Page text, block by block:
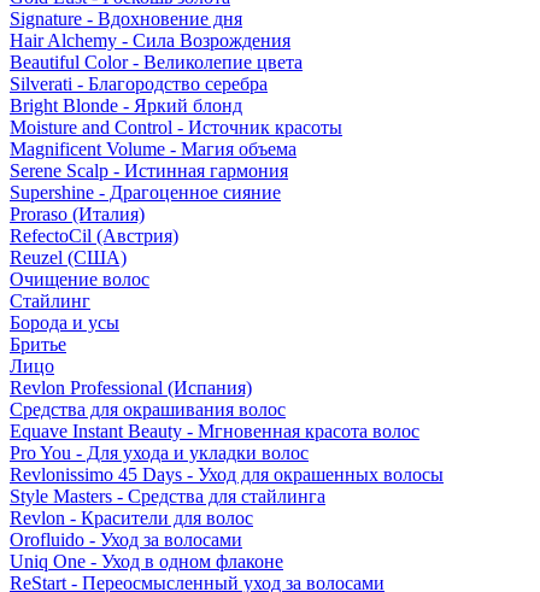
Signature - Вдохновение дня
Hair Alchemy - Сила Возрождения
Beautiful Color - Великолепие цвета
Silverati - Благородство серебра
Bright Blonde - Яркий блонд
Moisture and Control - Источник красоты
Magnificent Volume - Магия объема
Serene Scalp - Истинная гармония
Supershine - Драгоценное сияние
Proraso (Италия)
RefectoCil (Австрия)
Reuzel (США)
Очищение волос
Стайлинг
Борода и усы
Бритье
Лицо
Revlon Professional (Испания)
Средства для окрашивания волос
Equave Instant Beauty - Мгновенная красота волос
Pro You - Для ухода и укладки волос
Revlonissimo 45 Days - Уход для окрашенных волосы
Style Masters - Средства для стайлинга
Revlon - Красители для волос
Orofluido - Уход за волосами
Uniq One - Уход в одном флаконе
ReStart - Переосмысленный уход за волосами